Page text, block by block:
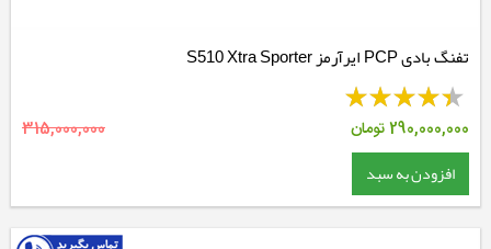
تفنگ بادی PCP ایرآرمز S510 Xtra Sporter
290,000,000تومان 315,000,000
افزودن به سبد